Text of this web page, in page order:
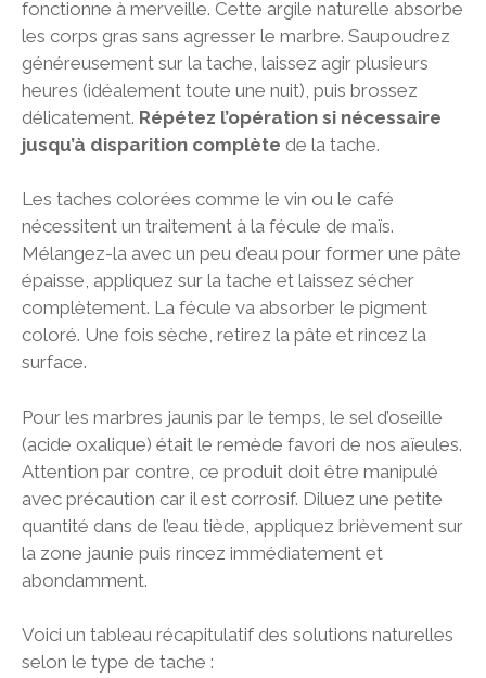
fonctionne à merveille. Cette argile naturelle absorbe
les corps gras sans agresser le marbre. Saupoudrez
généreusement sur la tache, laissez agir plusieurs
heures (idéalement toute une nuit), puis brossez
délicatement. Répétez l’opération si nécessaire
jusqu’à disparition complète de la tache.
Les taches colorées comme le vin ou le café
nécessitent un traitement à la fécule de maïs.
Mélangez-la avec un peu d’eau pour former une pâte
épaisse, appliquez sur la tache et laissez sécher
complètement. La fécule va absorber le pigment
coloré. Une fois sèche, retirez la pâte et rincez la
surface.
Pour les marbres jaunis par le temps, le sel d’oseille
(acide oxalique) était le remède favori de nos aïeules.
Attention par contre, ce produit doit être manipulé
avec précaution car il est corrosif. Diluez une petite
quantité dans de l’eau tiède, appliquez brièvement sur
la zone jaunie puis rincez immédiatement et
abondamment.
Voici un tableau récapitulatif des solutions naturelles
selon le type de tache :